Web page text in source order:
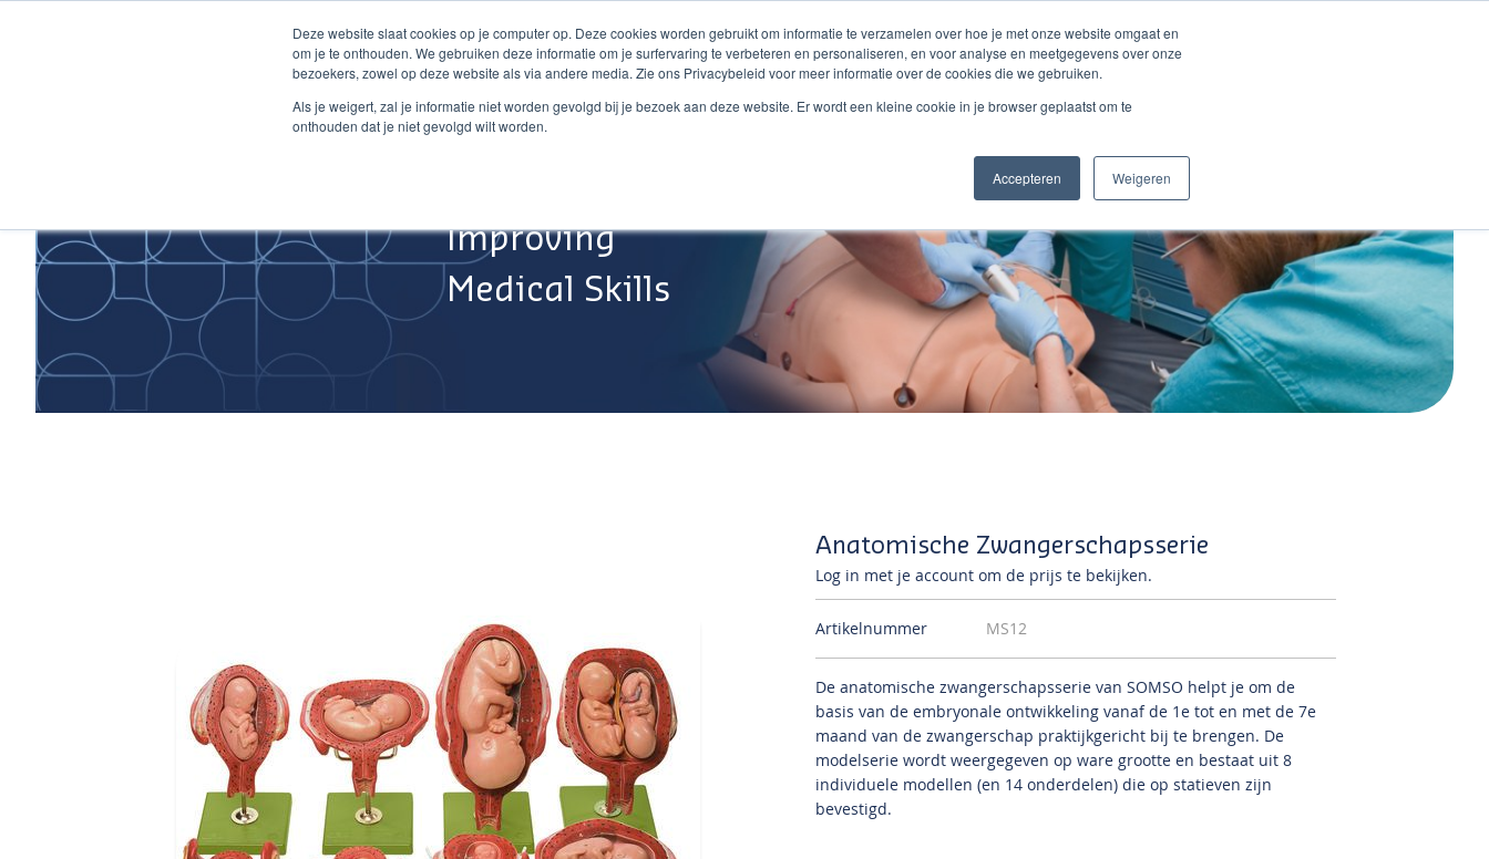
Deze website slaat cookies op je computer op. Deze cookies worden gebruikt om informatie te verzamelen over hoe je met onze website omgaat en
om je te onthouden. We gebruiken deze informatie om je surfervaring te verbeteren en personaliseren, en voor analyse en meetgegevens over onze
bezoekers, zowel op deze website als via andere media. Zie ons Privacybeleid voor meer informatie over de cookies die we gebruiken.
Als je weigert, zal je informatie niet worden gevolgd bij je bezoek aan deze website. Er wordt een kleine cookie in je browser geplaatst om te
onthouden dat je niet gevolgd wilt worden.
Accepteren Weigeren
Improving
Medical Skills
Anatomische Zwangerschapsserie
Log in met je account om de prijs te bekijken.
Artikelnummer MS12
De anatomische zwangerschapsserie van SOMSO helpt je om de
basis van de embryonale ontwikkeling vanaf de 1e tot en met de 7e
maand van de zwangerschap praktijkgericht bij te brengen. De
modelserie wordt weergegeven op ware grootte en bestaat uit 8
individuele modellen (en 14 onderdelen) die op statieven zijn
bevestigd.